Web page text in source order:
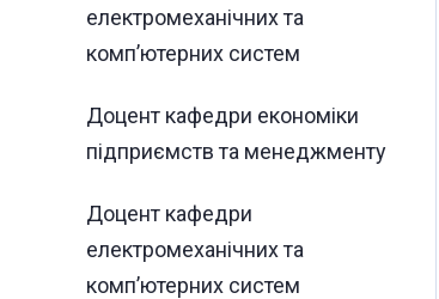
електромеханічних та
комп’ютерних систем
Доцент кафедри економіки
підприємств та менеджменту
Доцент кафедри
електромеханічних та
комп’ютерних систем